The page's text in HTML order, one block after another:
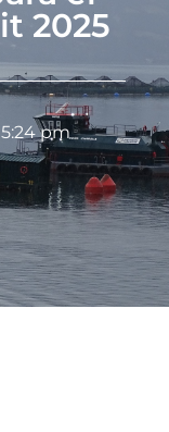
2025
5:24 pm